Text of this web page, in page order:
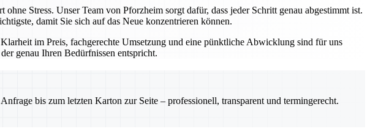
Stress. Unser Team von Pforzheim sorgt dafür, dass jeder Schritt genau abgestimmt ist.
damit Sie sich auf das Neue konzentrieren können.
im Preis, fachgerechte Umsetzung und eine pünktliche Abwicklung sind für uns
genau Ihren Bedürfnissen entspricht.
bis zum letzten Karton zur Seite – professionell, transparent und termingerecht.